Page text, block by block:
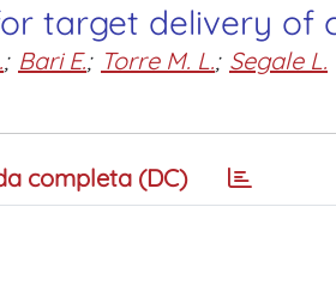
target delivery of
; Bari E.; Torre M. L.; Segale L.
completa (DC)